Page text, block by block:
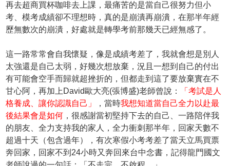
再去超商買杯咖啡去上課，最痛苦的是當自己很努力但小
考、模考成績卻不理想時，真的是崩潰再崩潰，在那半年經
歷無數次的崩潰，好處就是轉學考前那幾天已經無感了。
這一路常常會自我懷疑，像是成績考差了，我就會想是別人
太強還是自己太弱，好幾次想放棄，況且一想到自己的付出
有可能會空手而歸就超挫折的，但都走到這了要放棄實在不
甘心阿，再加上David歐大亮(張博盛)老師曾說：
「考試是人
格養成、讓你認識自己」
，當時我想知道當自己全力以赴最
後結果會是如何 ，很感謝當初堅持下去的自己、一路陪伴我
的朋友、全力支持我的家人，全力衝刺那半年，回家天數不
超過十天（包含過年），有次寒假小考考差了當天立馬買票
奔回家，回家不到24小時又奔回來台中念書，記得龍門國文